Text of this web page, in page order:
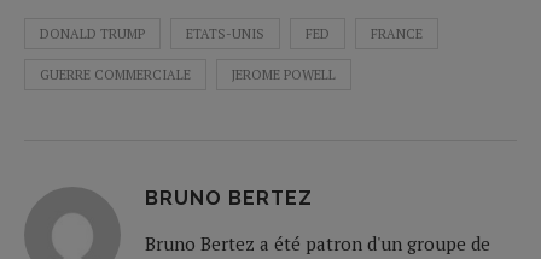
DONALD TRUMP ETATS-UNIS FED FRANCE
GUERRE COMMERCIALE JEROME POWELL
BRUNO BERTEZ
Bruno Bertez a été patron d'un groupe de